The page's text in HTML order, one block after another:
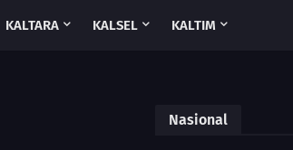
KALTARA KALSEL KALTIM
Nasional